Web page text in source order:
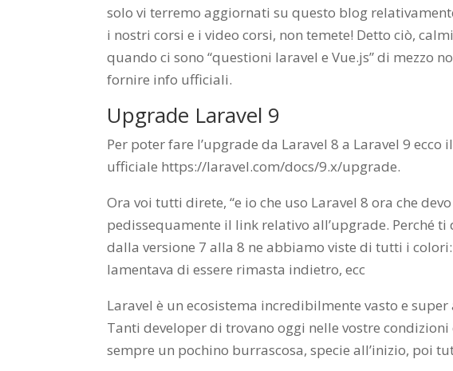
solo vi terremo aggiornati su questo blog
i nostri corsi e i video corsi, non temete! Detto ciò,
quando ci sono “questioni laravel e Vue.js” di mezzo
fornire info ufficiali.
Upgrade Laravel 9
Per poter fare l’upgrade da Laravel 8 a Laravel 9 ecco
ufficiale https://laravel.com/docs/9.x/upgrade.
Ora voi tutti direte, “e io che uso Laravel 8 ora che
pedissequamente il link relativo all’upgrade. Perché
dalla versione 7 alla 8 ne abbiamo viste di tutti i
lamentava di essere rimasta indietro, ecc
Laravel è un ecosistema incredibilmente vasto e
Tanti developer di trovano oggi nelle vostre
sempre un pochino burrascosa, specie all’inizio, poi